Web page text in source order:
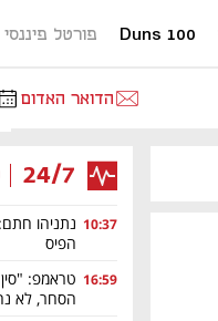
Duns 100 פורטל פיננסי
הדואר האדום
24/7
10:37 נתניהו
הפיס
16:59 טראמפ:
הסחר, לא